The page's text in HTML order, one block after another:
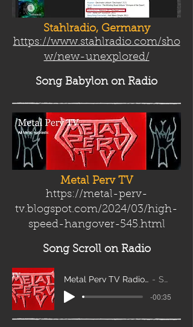
Stahlradio, Germany
https://www.stahlradio.com/sho
w/new-unexplored/
Song Babylonon Radio
Metal Perv TV
https://metal-perv-
tv.blogspot.com/2024/03/high-
speed-hangover-545.html
Song Scrollon Radio
Metal Perv TV Radio Scroll_edit2 Sanity
-00:35